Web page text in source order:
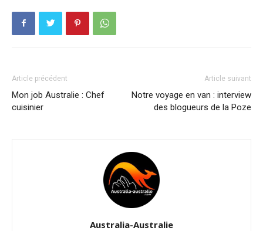
Article précédent
Mon job Australie : Chef
cuisinier
Article suivant
Notre voyage en van : interview
des blogueurs de la Poze
Australia-Australie